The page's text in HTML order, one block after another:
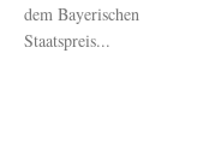
dem Bayerischen
Staatspreis...